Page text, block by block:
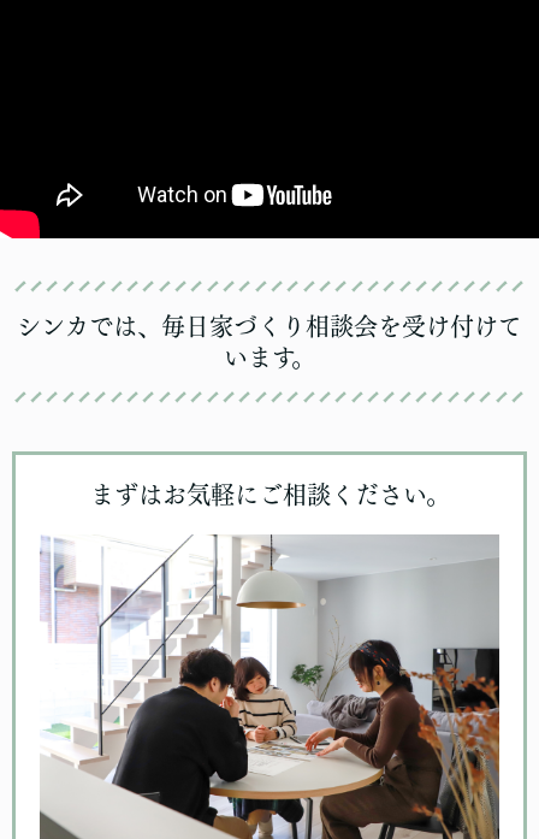
シンカでは、毎日家づくり相談会を受け付けて
います。
まずはお気軽にご相談ください。